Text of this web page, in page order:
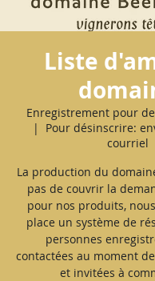
Liste
Enregistrement pour
  |
Pour désinscrire:
courriel
La production du
pas de couvrir la
pour nos produits,
place un système de
personnes
contactées au moment
et invitées à